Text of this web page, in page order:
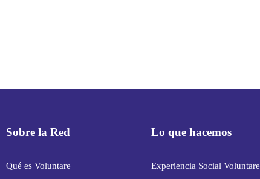
Sobre la Red
Qué es Voluntare
Lo que hacemos
Experiencia Social Voluntare